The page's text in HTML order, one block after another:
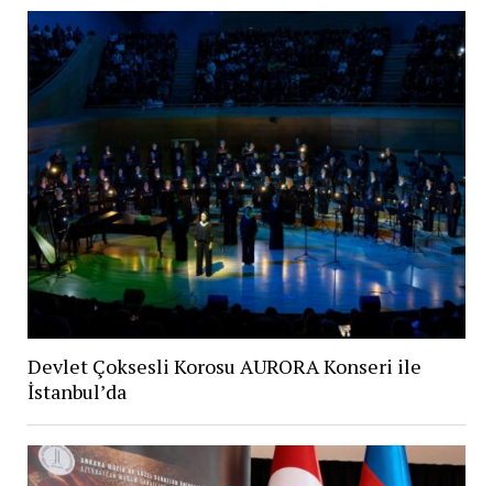
Devlet Çoksesli Korosu AURORA Konseri ile
İstanbul’da